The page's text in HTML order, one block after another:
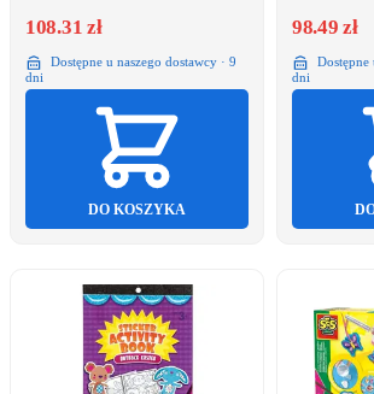
108.31 zł
Dostępne u naszego dostawcy · 9
dni
DO KOSZYKA
98.49 zł
Dostępne
dni